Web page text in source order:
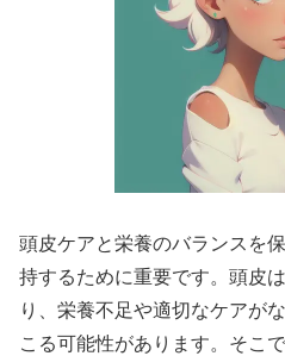
頭皮ケアと栄養のバランスを
持するために重要です。頭皮
り、栄養不足や適切なケアが
こる可能性があります。そこ